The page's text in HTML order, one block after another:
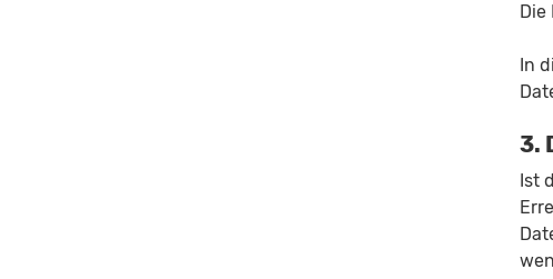
In
3.
Ist